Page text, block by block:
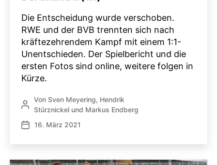
Die Entscheidung wurde verschoben.
RWE und der BVB trennten sich nach
kräftezehrendem Kampf mit einem 1:1-
Unentschieden. Der Spielbericht und die
ersten Fotos sind online, weitere folgen in
Kürze.
Beitragsautor
Von Sven Meyering, Hendrik
Stürznickel und Markus Endberg
Veröffentlichungsdatum
16. März 2021